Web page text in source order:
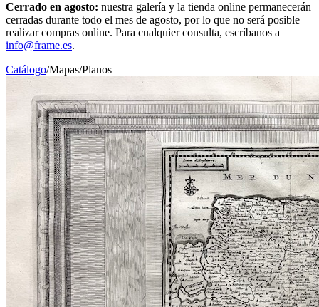
Cerrado en agosto: nuestra galería y la tienda online permanecerán
cerradas durante todo el mes de agosto, por lo que no será posible
realizar compras online. Para cualquier consulta, escríbanos a
info@frame.es.
Catálogo/Mapas/Planos